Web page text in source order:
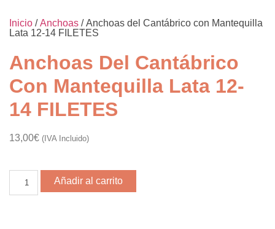
Inicio /Anchoas / Anchoas del Cantábrico con Mantequilla
Lata 12-14 FILETES
Anchoas Del Cantábrico
Con Mantequilla Lata 12-
14 FILETES
13,00€ (IVA Incluido)
Añadir al carrito